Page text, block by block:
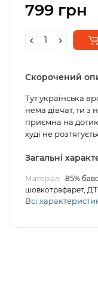
799 грн
Скорочений
Тут українська
нема дівчат, ти
приємна на
худі не
Загальні
Матеріал 85%
шовкотрафарет,
Всі